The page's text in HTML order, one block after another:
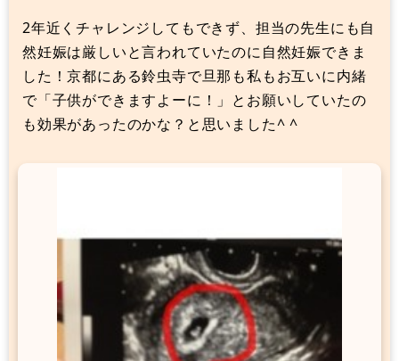
2年近くチャレンジしてもできず、担当の先生にも自
然妊娠は厳しいと言われていたのに自然妊娠できま
した！京都にある鈴虫寺で旦那も私もお互いに内緒
で「子供ができますよーに！」とお願いしていたの
も効果があったのかな？と思いました^ ^